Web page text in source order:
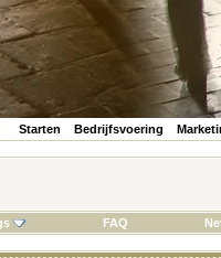
Starten Bedrijfsvoering
FAQ